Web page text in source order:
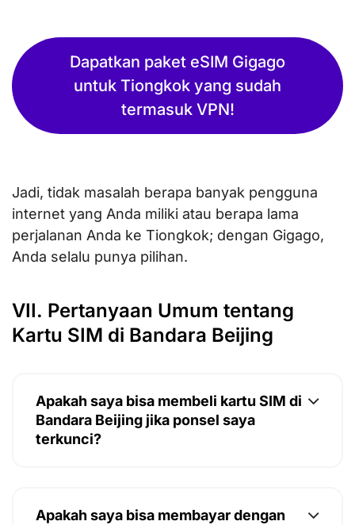
Dapatkan paket eSIM Gigago
untuk Tiongkok yang sudah
termasuk VPN!
Jadi, tidak masalah berapa banyak pengguna
internet yang Anda miliki atau berapa lama
perjalanan Anda ke Tiongkok; dengan Gigago,
Anda selalu punya pilihan.
VII. Pertanyaan Umum tentang
Kartu SIM di Bandara Beijing
Apakah saya bisa membeli kartu SIM di
Bandara Beijing jika ponsel saya
terkunci?
Apakah saya bisa membayar dengan